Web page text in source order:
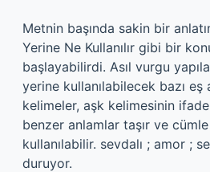
Metnin başında sakin bir
Yerine Ne Kullanılır gibi bir
başlayabilirdi. Asıl vurgu
yerine kullanılabilecek bazı eş
kelimeler, aşk kelimesinin
benzer anlamlar taşır ve
kullanılabilir. sevdalı ; amor ;
duruyor.